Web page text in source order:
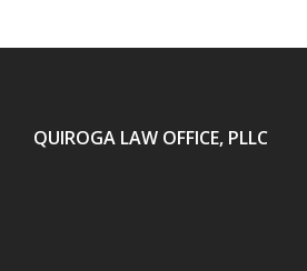
QUIROGA LAW OFFICE, PLLC